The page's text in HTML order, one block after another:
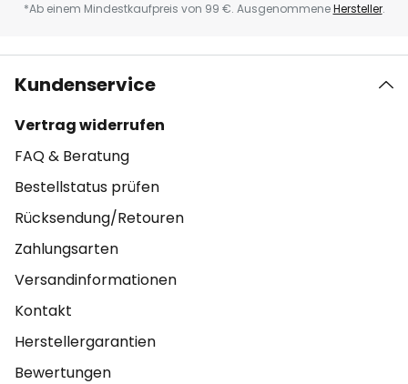
*Ab einem Mindestkaufpreis von 99 €. AusgenommeneHersteller.
Kundenservice
Vertrag widerrufen
FAQ & Beratung
Bestellstatus prüfen
Rücksendung/Retouren
Zahlungsarten
Versandinformationen
Kontakt
Herstellergarantien
Bewertungen